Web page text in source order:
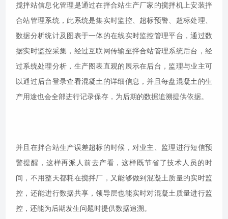
搅拌站信息化管理是通过在拌合站生产厂家的搅拌机上安装拌
合站管理系统，此系统是集实时监控、超标预警、超标处理、
数据分析统计及图表于一体的在线实时监控管理平台，通过数
据实时监控采集，经过互联网传输至拌合站管理系统后台，经
过系统处理分析，生产图表直观的展示在后台，监理与业主可
以通过后台登录查看混凝土的详细信息，并且每盘混凝土的生
产用途也会全部进行记录保存，为后期的数据追溯提供依据。
并且在拌合站生产误差超标的时候，对业主、监理进行短信预
警提醒，这样再派人前去产看，这样既节省了技术人员的时
间，不用整天都耗在搅拌厂，又能够做到混凝土质量的实时监
控，还能进行数据共享，领导层也能实时对混凝土质量进行监
控，还能为后期发生问题时提供数据追溯。